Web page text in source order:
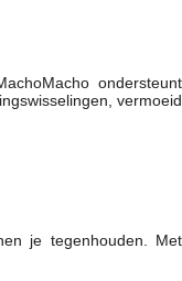
je tegenhouden.